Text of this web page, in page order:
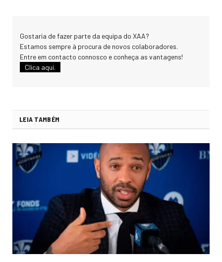
Gostaria de fazer parte da equipa do XAA?
Estamos sempre à procura de novos colaboradores.
Entre em contacto connosco e conheça as vantagens!
Clica aqui.
LEIA TAMBÉM